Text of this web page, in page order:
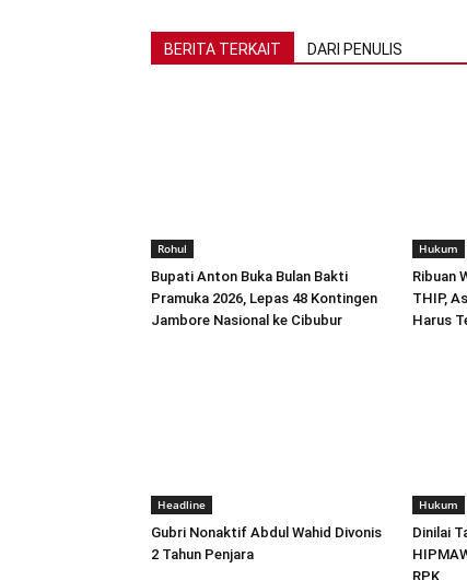
BERITA TERKAIT DARI PENULIS
Rohul
Bupati Anton Buka Bulan Bakti
Pramuka 2026, Lepas 48 Kontingen
Jambore Nasional ke Cibubur
Hukum
Ribuan
THIP,
Harus
Headline
Gubri Nonaktif Abdul Wahid Divonis
2 Tahun Penjara
Hukum
Dinilai
RPK